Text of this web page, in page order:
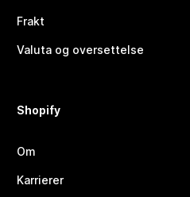
Frakt
Valuta og oversettelse
Shopify
Om
Karrierer